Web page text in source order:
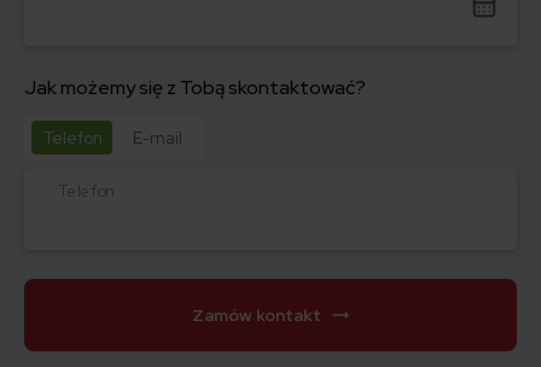
Jak możemy się z Tobą skontaktować?
Telefon E-mail
Telefon
Zamów kontakt